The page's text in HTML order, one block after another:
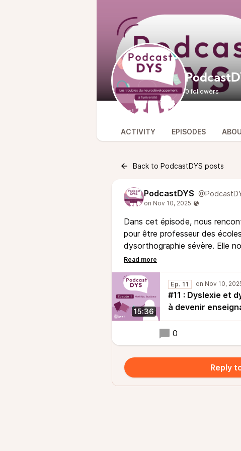
0 followers
ACTIVITY EPISODES
Back to PodcastDYS posts
PodcastDYS
Dans cet épisode, nous
pour être professeur des
dysorthographie sévère. Elle
qu’elle a rencontrés, les
trouvés et les stratégies
15:36
Ep. 11
#11 : Dyslexie et
à devenir
0
Reply